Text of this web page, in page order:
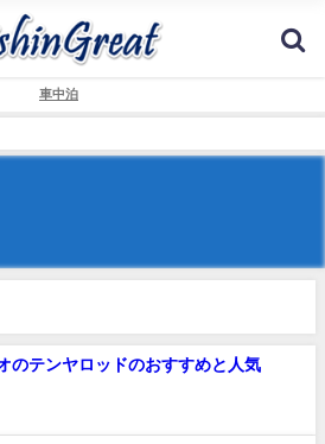
車中泊
のテンヤロッドのおすすめと人気